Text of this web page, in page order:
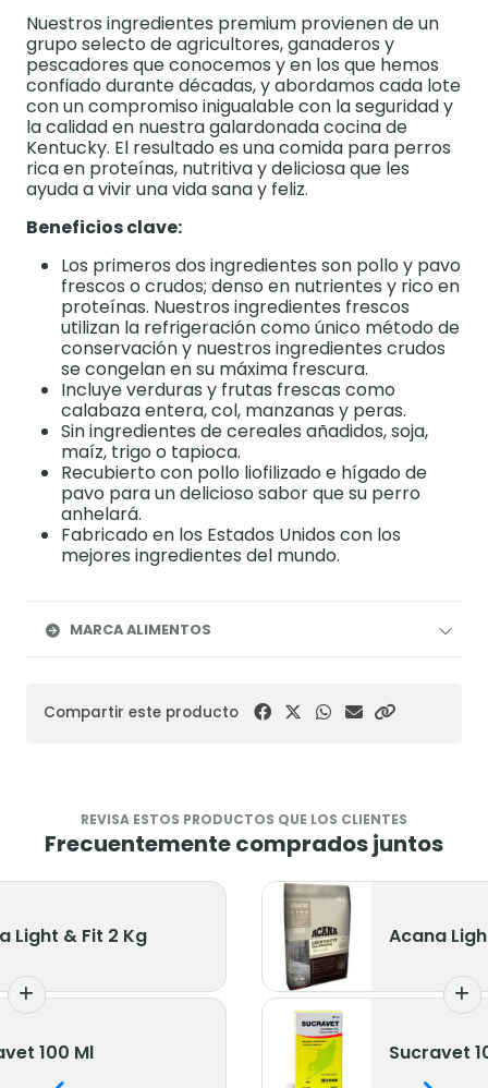
Nuestros ingredientes premium provienen de un
grupo selecto de agricultores, ganaderos y
pescadores que conocemos y en los que hemos
confiado durante décadas, y abordamos cada lote
con un compromiso inigualable con la seguridad y
la calidad en nuestra galardonada cocina de
Kentucky. El resultado es una comida para perros
rica en proteínas, nutritiva y deliciosa que les
ayuda a vivir una vida sana y feliz.
Beneficios clave:
Los primeros dos ingredientes son pollo y pavo
frescos o crudos; denso en nutrientes y rico en
proteínas. Nuestros ingredientes frescos
utilizan la refrigeración como único método de
conservación y nuestros ingredientes crudos
se congelan en su máxima frescura.
Incluye verduras y frutas frescas como
calabaza entera, col, manzanas y peras.
Sin ingredientes de cereales añadidos, soja,
maíz, trigo o tapioca.
Recubierto con pollo liofilizado e hígado de
pavo para un delicioso sabor que su perro
anhelará.
Fabricado en los Estados Unidos con los
mejores ingredientes del mundo.
MARCA ALIMENTOS
Compartir este producto
REVISA ESTOS PRODUCTOS QUE LOS CLIENTES
Frecuentemente comprados juntos
Light & Fit 2 Kg
100 Ml
Acana
Sucravet